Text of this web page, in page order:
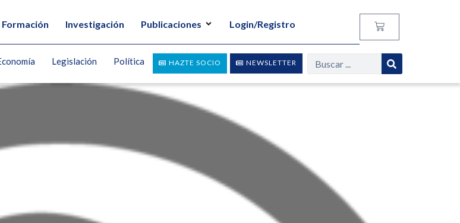
Formación Investigación Publicaciones Login/Registro
NEWSLETTER
HAZTE SOCIO
Legislación Política